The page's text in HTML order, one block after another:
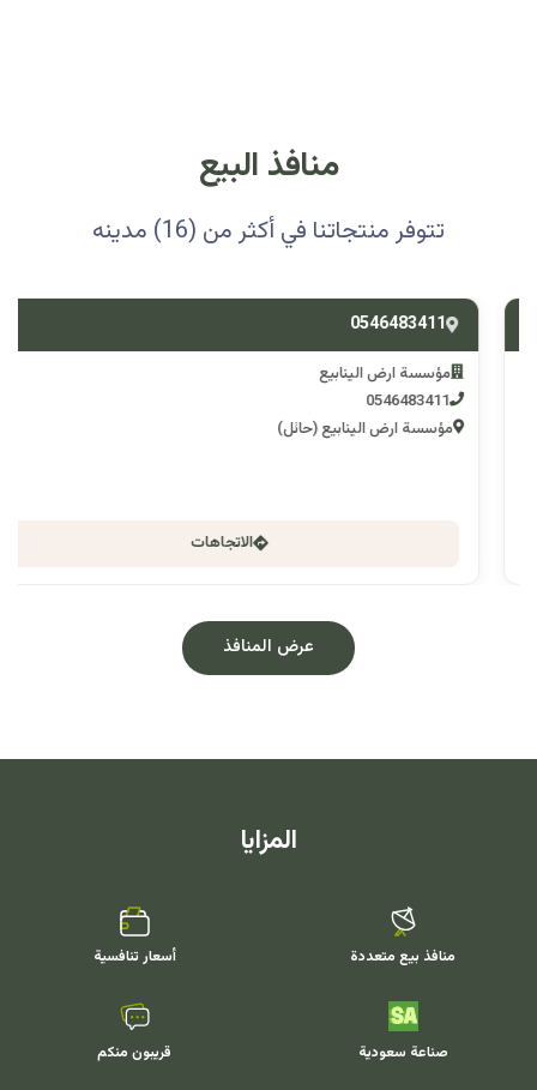
منافذ البيع
تتوفر منتجاتنا في أكثر من (16) مدينه
0546483411
مؤسسة ارض الينابيع
0546483411
مؤسسة ارض الينابيع (حائل)
الاتجاهات
عرض المنافذ
المزايا
منافذ بيع متعددة أسعار تنافسية
صناعة سعودية قريبون منكم